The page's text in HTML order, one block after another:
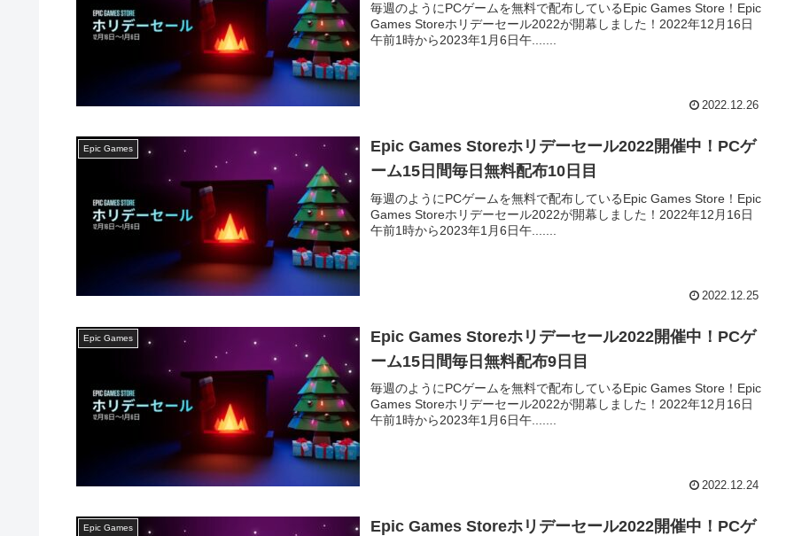
毎週のようにPCゲームを無料で配布しているEpic Games Store！Epic
Games Storeホリデーセール2022が開幕しました！2022年12月16日
午前1時から2023年1月6日午.......
2022.12.26
Epic Games
Epic Games Storeホリデーセール2022開催中！PCゲ
ーム15日間毎日無料配布10日目
毎週のようにPCゲームを無料で配布しているEpic Games Store！Epic
Games Storeホリデーセール2022が開幕しました！2022年12月16日
午前1時から2023年1月6日午.......
2022.12.25
Epic Games
Epic Games Storeホリデーセール2022開催中！PCゲ
ーム15日間毎日無料配布9日目
毎週のようにPCゲームを無料で配布しているEpic Games Store！Epic
Games Storeホリデーセール2022が開幕しました！2022年12月16日
午前1時から2023年1月6日午.......
2022.12.24
Epic Games
Epic Games Storeホリデーセール2022開催中！PCゲ